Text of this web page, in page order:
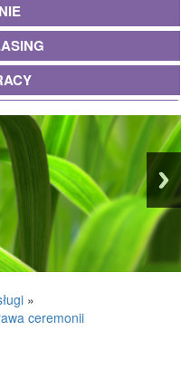
KANTORY
»
ceremonii